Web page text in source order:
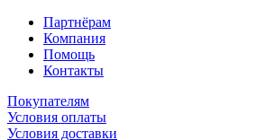
Партнёрам
Компания
Помощь
Контакты
Покупателям
Условия оплаты
Условия доставки